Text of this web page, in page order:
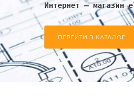
Интернет –
ПЕРЕЙТИ В КАТАЛОГ